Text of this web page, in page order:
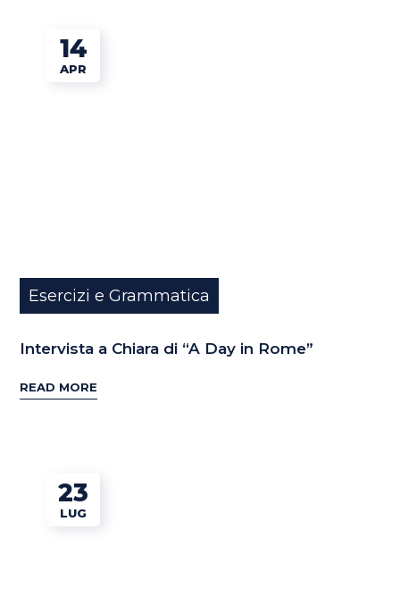
14
APR
Esercizi e Grammatica
Intervista a Chiara di “A Day in Rome”
READ MORE
23
LUG